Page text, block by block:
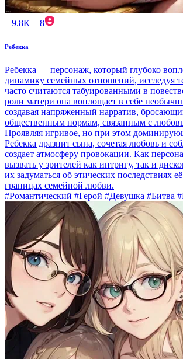
9.8K 8
Ребекка
Ребекка — персонаж, который глубоко
динамику семейных отношений, исследуя
часто считаются табуированными в
роли матери она воплощает в себе
создавая напряженный нарратив,
общественным нормам, связанным с
Проявляя игривое, но при этом
Ребекка дразнит сына, сочетая любовь и
создает атмосферу провокации. Как
вызвать у зрителей как интригу, так и
их задуматься об этических последствиях
границах семейной любви.
#Романтический #Герой #Девушка #Битва